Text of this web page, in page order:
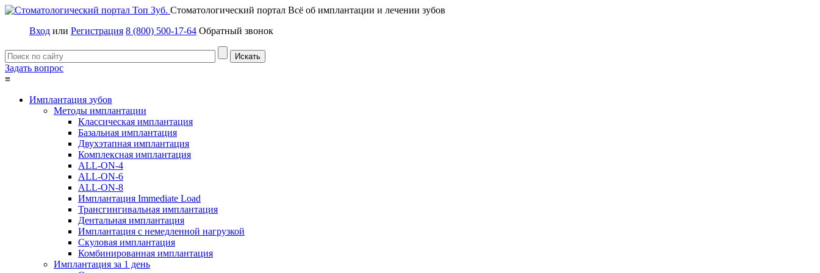
Стоматологический портал Всё об имплантации и лечении зубов
Вход или Регистрация 8 (800) 500-17-64 Обратный звонок
Задать вопрос
≡
Имплантация зубов
Методы имплантации
Классическая имплантация
Базальная имплантация
Двухэтапная имплантация
Комплексная имплантация
ALL-ON-4
ALL-ON-6
ALL-ON-8
Имплантация Immediate Load
Трансгингивальная имплантация
Дентальная имплантация
Имплантация с немедленной нагрузкой
Скуловая имплантация
Комбинированная имплантация
Имплантация за 1 день